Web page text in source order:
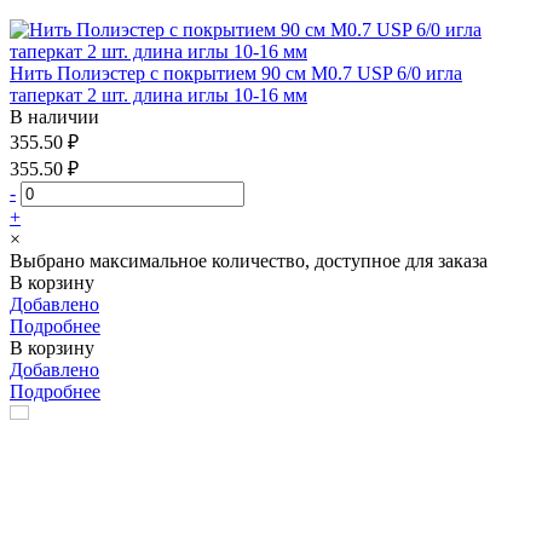
Нить Полиэстер с покрытием 90 см М0.7 USP 6/0 игла
таперкат 2 шт. длина иглы 10-16 мм
В наличии
355.50 ₽
355.50 ₽
-
+
×
Выбрано максимальное количество, доступное для заказа
В корзину
Добавлено
Подробнее
В корзину
Добавлено
Подробнее